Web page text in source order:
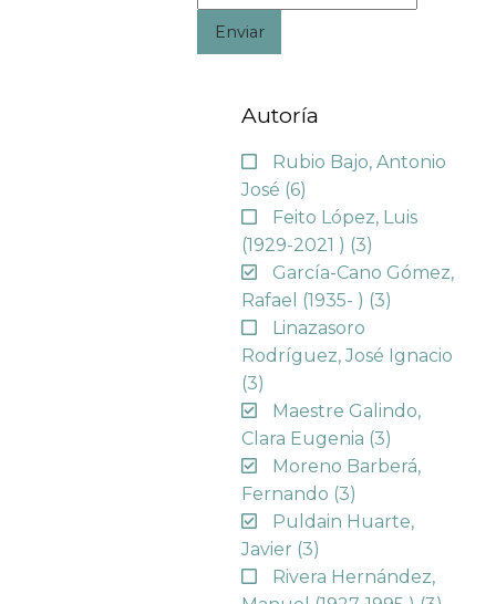
Enviar
Autoría
Rubio Bajo, Antonio
José (6)
Feito López, Luis
(1929-2021 ) (3)
García-Cano Gómez,
Rafael (1935- ) (3)
Linazasoro
Rodríguez, José Ignacio
(3)
Maestre Galindo,
Clara Eugenia (3)
Moreno Barberá,
Fernando (3)
Puldain Huarte,
Javier (3)
Rivera Hernández,